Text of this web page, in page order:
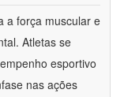
a força muscular e
Atletas se
esportivo
nas ações